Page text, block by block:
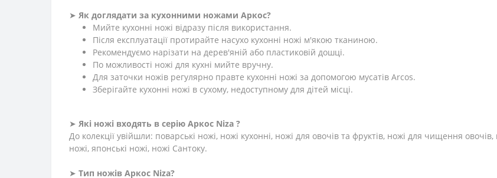
➤ Як доглядати за кухонними ножами Аркос?
Мийте кухонні ножі відразу після використання.
Після експлуатації протирайте насухо кухонні ножі м'якою тканиною.
Рекомендуємо нарізати на дерев'яній або пластиковій дошці.
По можливості ножі для кухні мийте вручну.
Для заточки ножів регулярно правте кухонні ножі за допомогою мусатів Arcos.
Зберігайте кухонні ножі в сухому, недоступному для дітей місці.
➤ Які ножі входять в серію Аркос Niza ?
До колекції увійшли: поварські ножі, ножі кухонні, ножі для овочів та фруктів, ножі для чищення
ножі, японські ножі, ножі Сантоку.
➤ Тип ножів Аркос Niza?